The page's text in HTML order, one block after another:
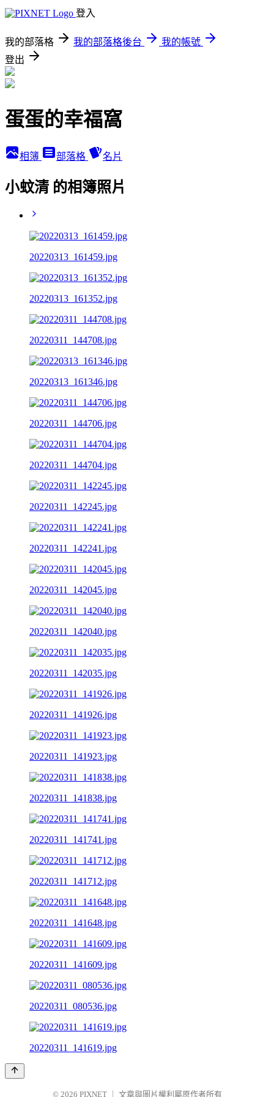
登入
我的部落格 我的部落格後台
我的帳號
登出
蛋蛋的幸福窩
相簿 部落格 名片
小蚊清 的相簿照片
20220313_161459.jpg
20220313_161352.jpg
20220311_144708.jpg
20220313_161346.jpg
20220311_144706.jpg
20220311_144704.jpg
20220311_142245.jpg
20220311_142241.jpg
20220311_142045.jpg
20220311_142040.jpg
20220311_142035.jpg
20220311_141926.jpg
20220311_141923.jpg
20220311_141838.jpg
20220311_141741.jpg
20220311_141712.jpg
20220311_141648.jpg
20220311_141609.jpg
20220311_080536.jpg
20220311_141619.jpg
© 2026 PIXNET 文章與圖片權利屬原作者所有